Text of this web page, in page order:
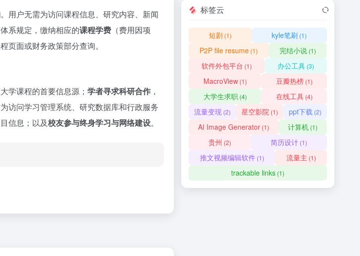
。用户无需为访问课程信息、研究内容、新闻
系规定，缴纳相应的课程学费 （费用因项
页面或财务政策部分查询。
学课程的首要信息源； 学者寻求科研合作 ，
为访问学习管理系统、研究数据库和行政服务
信息；以及校友参与终身学习与网络建设。
标签云
短剧(1) kyle笔刷 (1)
P2P file resume (1) 完结小说 (1)
软件外包平台 (1) 办公工具 (3)
MacroView(1) 豆瓣热榜(1)
大学生求职 (4) 在线工具(4)
流量变现 (2) 星空影院 (1) ppt下载 (2)
AI Image Generator (1) 计算机 (1)
贵州 (2) 简历设计 (1)
推文视频编辑软件(1) 流量主 (1)
trackable links (1)